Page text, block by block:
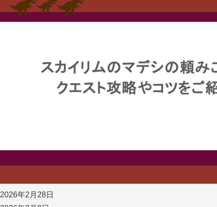
2026年2月28日